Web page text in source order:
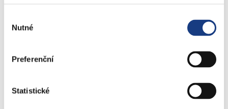
souhlasu
Nutné
Preferenční
Statistické
Volby